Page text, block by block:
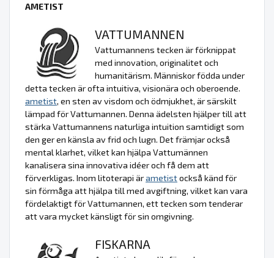
AMETIST
VATTUMANNEN
Vattumannens tecken är förknippat
med innovation, originalitet och
humanitärism. Människor födda under
detta tecken är ofta intuitiva, visionära och oberoende.
ametist, en sten av visdom och ödmjukhet, är särskilt
lämpad för Vattumannen. Denna ädelsten hjälper till att
stärka Vattumannens naturliga intuition samtidigt som
den ger en känsla av frid och lugn. Det främjar också
mental klarhet, vilket kan hjälpa Vattumännen
kanalisera sina innovativa idéer och få dem att
förverkligas. Inom litoterapi ärametistockså känd för
sin förmåga att hjälpa till med avgiftning, vilket kan vara
fördelaktigt för Vattumannen, ett tecken som tenderar
att vara mycket känsligt för sin omgivning.
FISKARNA